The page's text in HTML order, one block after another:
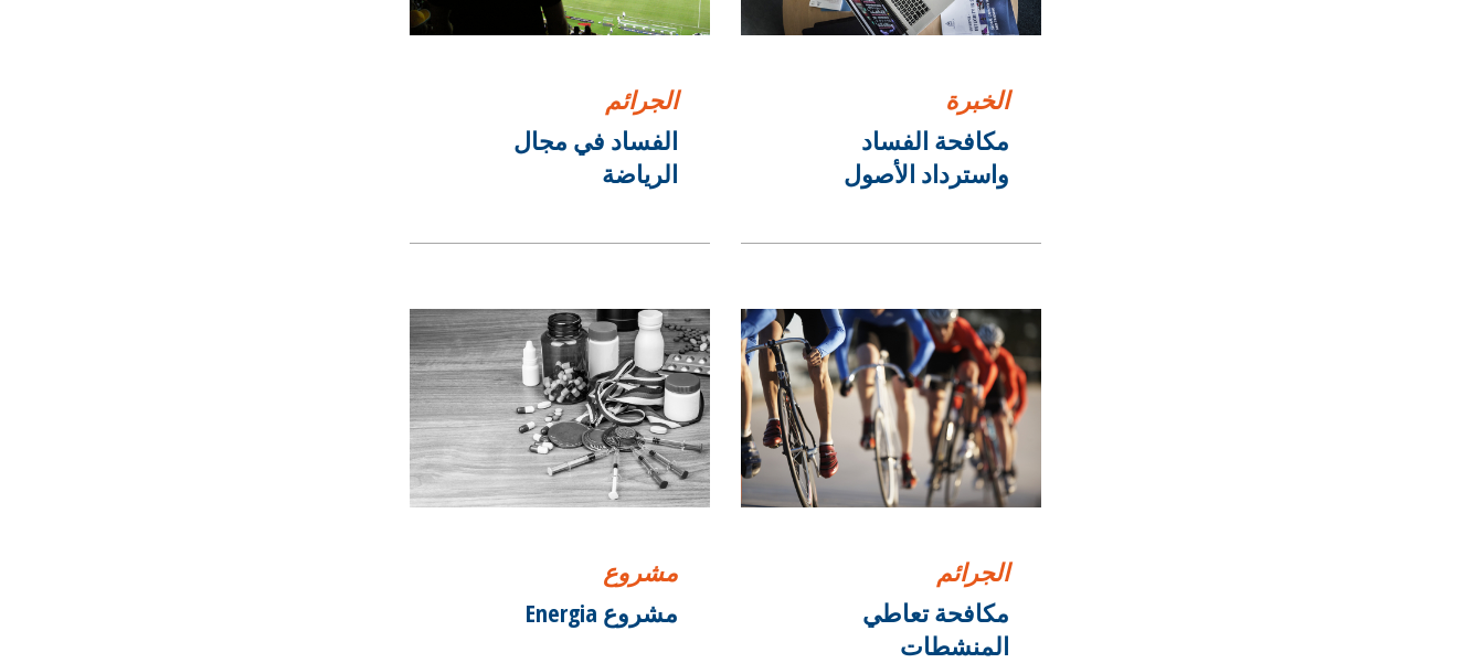
الخبرة
مكافحة الفساد
واسترداد الأصول
الجرائم
الفساد في مجال
الرياضة
الجرائم
مكافحة تعاطي
المنشطات
مشروع
مشروع Energia